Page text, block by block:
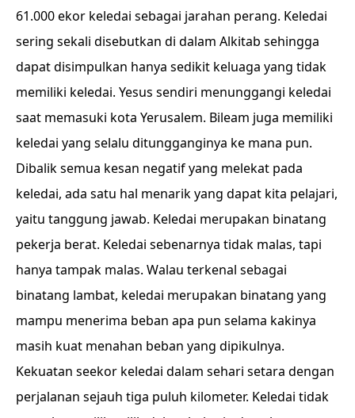
61.000 ekor keledai sebagai jarahan perang. Keledai
sering sekali disebutkan di dalam Alkitab sehingga
dapat disimpulkan hanya sedikit keluaga yang tidak
memiliki keledai. Yesus sendiri menunggangi keledai
saat memasuki kota Yerusalem. Bileam juga memiliki
keledai yang selalu ditungganginya ke mana pun.
Dibalik semua kesan negatif yang melekat pada
keledai, ada satu hal menarik yang dapat kita pelajari,
yaitu tanggung jawab. Keledai merupakan binatang
pekerja berat. Keledai sebenarnya tidak malas, tapi
hanya tampak malas. Walau terkenal sebagai
binatang lambat, keledai merupakan binatang yang
mampu menerima beban apa pun selama kakinya
masih kuat menahan beban yang dipikulnya.
Kekuatan seekor keledai dalam sehari setara dengan
perjalanan sejauh tiga puluh kilometer. Keledai tidak